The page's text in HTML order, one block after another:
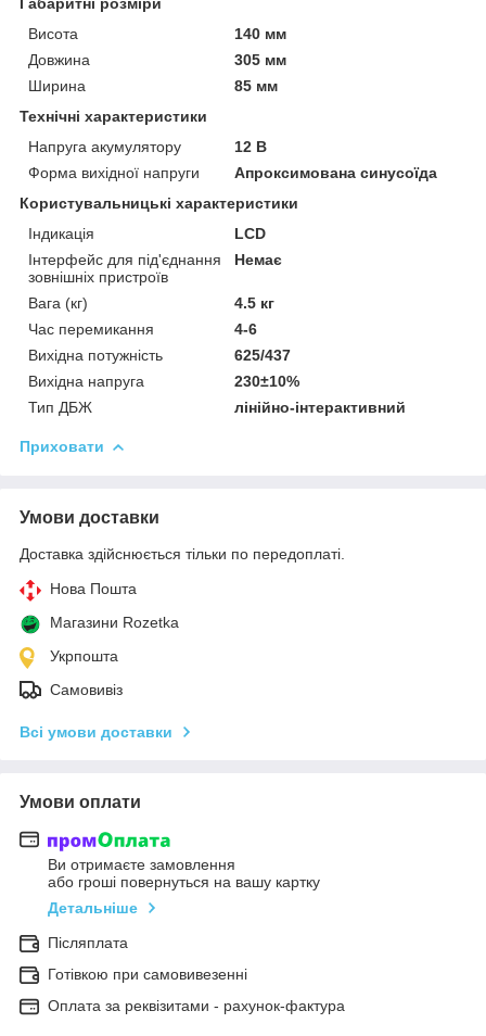
Висота
140 мм
Довжина
305 мм
Ширина
85 мм
Технічні характеристики
Напруга акумулятору
12 В
Форма вихідної напруги
Апроксимована синусоїда
Користувальницькі характеристики
Індикація
LCD
Інтерфейс для під'єднання
зовнішніх пристроїв
Немає
Вага (кг)
4.5 кг
Час перемикання
4-6
Вихідна потужність
625/437
Вихідна напруга
230±10%
Тип ДБЖ
лінійно-інтерактивний
Приховати
Умови доставки
Доставка здійснюється тільки по передоплаті.
Нова Пошта
Магазини Rozetka
Укрпошта
Самовивіз
Всі умови доставки
Умови оплати
Ви отримаєте замовлення
або гроші повернуться на вашу картку
Детальніше
Післяплата
Готівкою при самовивезенні
Оплата за реквізитами - рахунок-фактура